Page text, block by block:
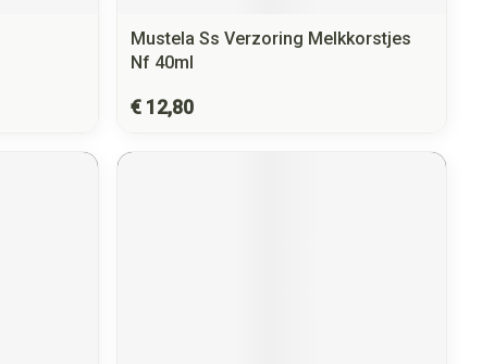
Mustela Ss Verzoring Melkkorstjes
Nf 40ml
€ 12,80